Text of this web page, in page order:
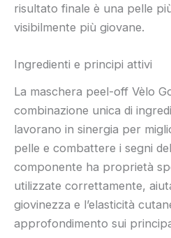
risultato finale è una pelle
visibilmente più giovane.
Ingredienti e principi attivi
La maschera peel-off Vèlo
combinazione unica di
lavorano in sinergia per
pelle e combattere i segni
componente ha proprietà
utilizzate correttamente,
giovinezza e l’elasticità
approfondimento sui